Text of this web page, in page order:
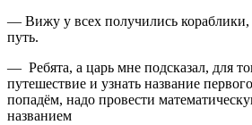
— Вижу у всех получились кораблики,
путь.
— Ребята, а царь мне подсказал, для
путешествие и узнать название
попадём, надо провести
названием